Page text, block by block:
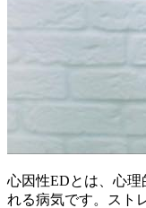
心因性EDとは、心
れる病気です。スト